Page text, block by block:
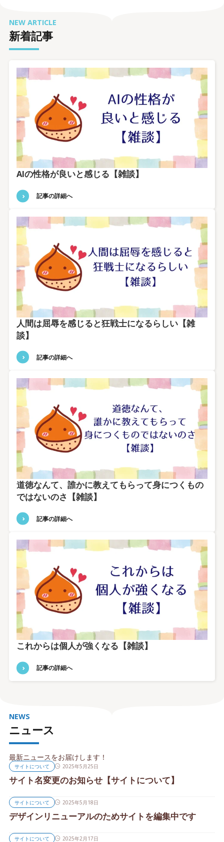
新着記事
NEW ARTICLE
AIの性格が良いと感じる【雑談】
記事の詳細へ
人間は屈辱を感じると狂戦士になるらしい【雑
談】
記事の詳細へ
道徳なんて、誰かに教えてもらって身につくもの
ではないのさ【雑談】
記事の詳細へ
これからは個人が強くなる【雑談】
記事の詳細へ
ニュース
NEWS
最新ニュースをお届けします！
サイトについて 2025年5月25日
サイト名変更のお知らせ【サイトについて】
サイトについて 2025年5月18日
デザインリニューアルのためサイトを編集中です
サイトについて 2025年2月17日